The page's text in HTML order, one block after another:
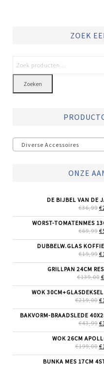
ZOEK
Zoeken
Diverse Accessoires
ONZE
DE BIJBEL VAN DE
€36,99 €
WORST-TOMATENMES
€69,99 €
DUBBELW.GLAS
€19,99 €
GRILLPAN 24CM
€139,00 €
WOK
€219,00 €
BAKVORM-BRAADSLEDE
€43,99 €
WOK 26CM
€199,00 €
BUNKA MES 17CM